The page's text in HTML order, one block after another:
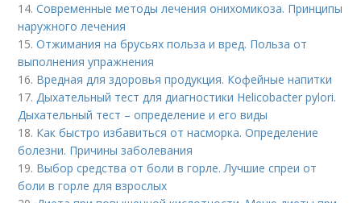
14.Современные методы лечения онихомикоза. Принципы
наружного лечения
15.Отжимания на брусьях польза и вред. Польза от
выполнения упражнения
16. Вредная для здоровья продукция. Кофейные напитки
17.Дыхательный тест для диагностики Helicobacter pylori.
Дыхательный тест – определение и его виды
18. Как быстро избавиться от насморка. Определение
болезни. Причины заболевания
19. Выбор средства от боли в горле. Лучшие спреи от
боли в горле для взрослых